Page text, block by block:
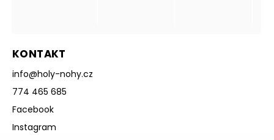
KONTAKT
info@holy-nohy.cz
774 465 685
Facebook
Instagram